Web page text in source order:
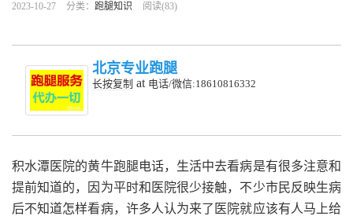
2023-10-27 分类： 跑腿知识 阅读(83)
北京专业跑腿
长按复制 at 电话/微信:18610816332
积水潭医院的黄牛跑腿电话，生活中去看病是有很多注意和
提前知道的，因为平时和医院很少接触，不少市民反映生病
后不知道怎样看病，许多人认为来了医院就应该有人马上给